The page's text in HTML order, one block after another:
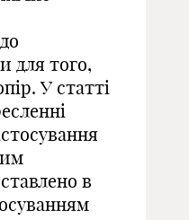
для того,
У статті
в